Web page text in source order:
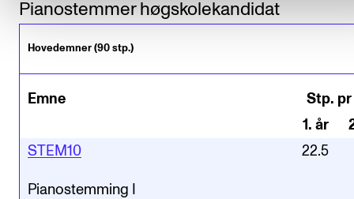
Pianostemmer høgskolekandidat
Hovedemner (90 stp.)
Emne
Stp. pr
1. år
STEM10
Pianostemming I
22.5